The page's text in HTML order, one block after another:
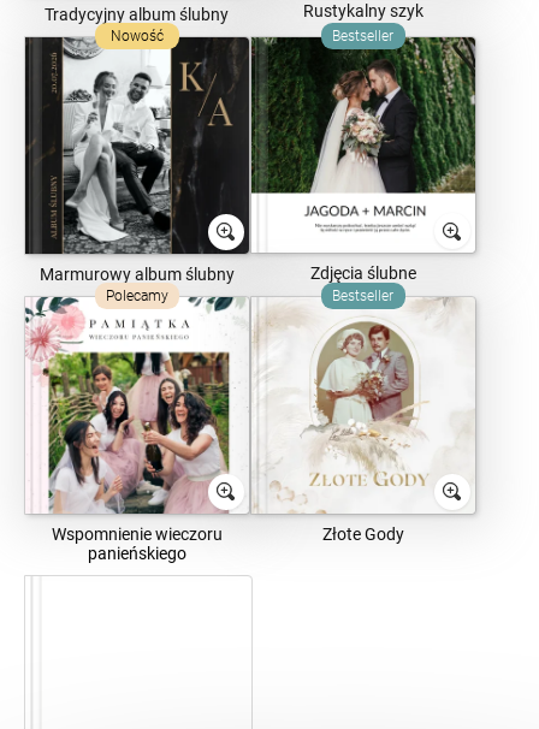
Tradycyjny album ślubny Rustykalny szyk
Nowość
Marmurowy album ślubny
Bestseller
Zdjęcia ślubne
Polecamy
Wspomnienie wieczoru
panieńskiego
Bestseller
Złote Gody